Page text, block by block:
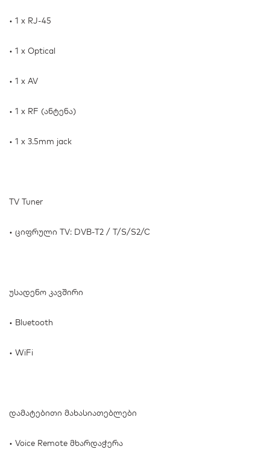
• 1 x RJ-45
• 1 x Optical
• 1 x AV
• 1 x RF (ანტენა)
• 1 x 3.5mm jack
TV Tuner
• ციფრული TV: DVB-T2 / T/S/S2/C
უსადენო კავშირი
• Bluetooth
• WiFi
დამატებითი მახასიათებლები
• Voice Remote მხარდაჭერა